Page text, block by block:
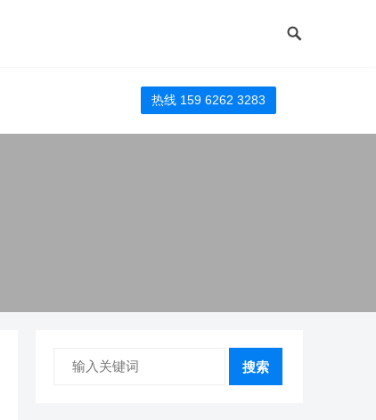
热线 159 6262 3283
搜索